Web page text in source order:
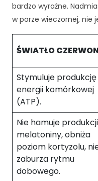
bardzo wyraźne.
w porze wieczornej, nie
ŚWIATŁO
Stymuluje produkcję
energii komórkowej
(ATP).
Nie hamuje produkcji
melatoniny, obniża
poziom kortyzolu,
zaburza rytmu
dobowego.
y
m
i
o
p
r
a
wi
ć
fu
n
o